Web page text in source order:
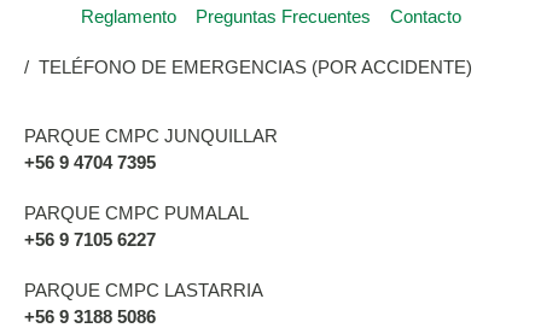
Reglamento Preguntas Frecuentes Contacto
/ TELÉFONO DE EMERGENCIAS (POR ACCIDENTE)
PARQUE CMPC JUNQUILLAR
+56 9 4704 7395
PARQUE CMPC PUMALAL
+56 9 7105 6227
PARQUE CMPC LASTARRIA
+56 9 3188 5086